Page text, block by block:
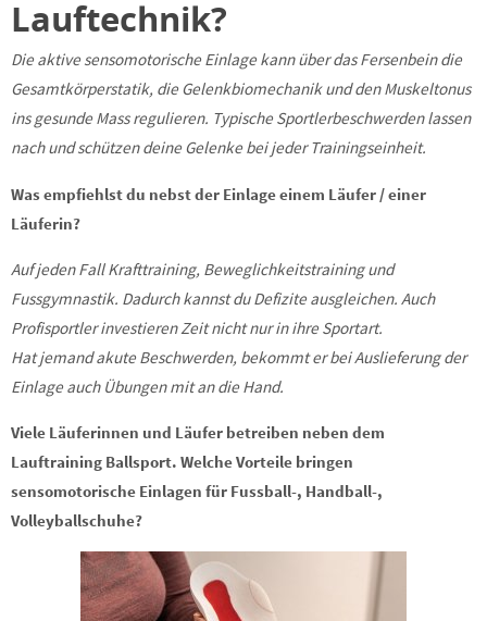
Lauftechnik?
Die aktive sensomotorische Einlage kann über das Fersenbein die
Gesamtkörperstatik, die Gelenkbiomechanik und den Muskeltonus
ins gesunde Mass regulieren. Typische Sportlerbeschwerden lassen
nach und schützen deine Gelenke bei jeder Trainingseinheit.
Was empfiehlst du nebst der Einlage einem Läufer / einer
Läuferin?
Auf jeden Fall Krafttraining, Beweglichkeitstraining und
Fussgymnastik. Dadurch kannst du Defizite ausgleichen. Auch
Profisportler investieren Zeit nicht nur in ihre Sportart.
Hat jemand akute Beschwerden, bekommt er bei Auslieferung der
Einlage auch Übungen mit an die Hand.
Viele Läuferinnen und Läufer betreiben neben dem
Lauftraining Ballsport. Welche Vorteile bringen
sensomotorische Einlagen für Fussball-, Handball-,
Volleyballschuhe?